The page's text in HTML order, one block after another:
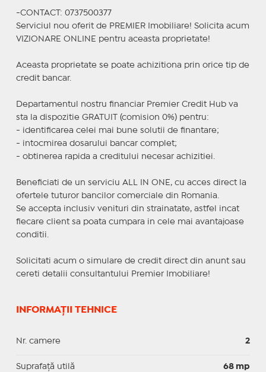
-CONTACT: 0737500377
Serviciul nou oferit de PREMIER Imobiliare! Solicita acum
VIZIONARE ONLINE pentru aceasta proprietate!
Aceasta proprietate se poate achizitiona prin orice tip de
credit bancar.
Departamentul nostru financiar Premier Credit Hub va
sta la dispozitie GRATUIT (comision 0%) pentru:
- identificarea celei mai bune solutii de finantare;
- intocmirea dosarului bancar complet;
- obtinerea rapida a creditului necesar achizitiei.
Beneficiati de un serviciu ALL IN ONE, cu acces direct la
ofertele tuturor bancilor comerciale din Romania.
Se accepta inclusiv venituri din strainatate, astfel incat
fiecare client sa poata cumpara in cele mai avantajoase
conditii.
Solicitati acum o simulare de credit direct din anunt sau
cereti detalii consultantului Premier Imobiliare!
INFORMAȚII TEHNICE
Nr. camere 2
Suprafaţă utilă 68 mp